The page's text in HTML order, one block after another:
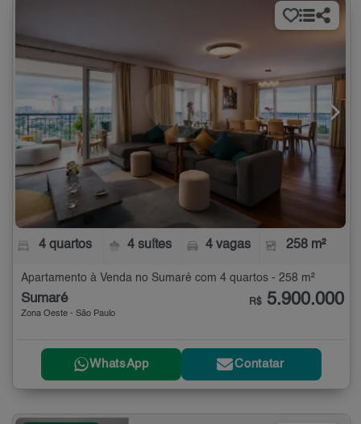
4 quartos 4 suítes 4 vagas 258 m²
Apartamento à Venda no Sumaré com 4 quartos - 258 m²
Sumaré
Zona Oeste - São Paulo
R$ 5.900.000
WhatsApp Contatar